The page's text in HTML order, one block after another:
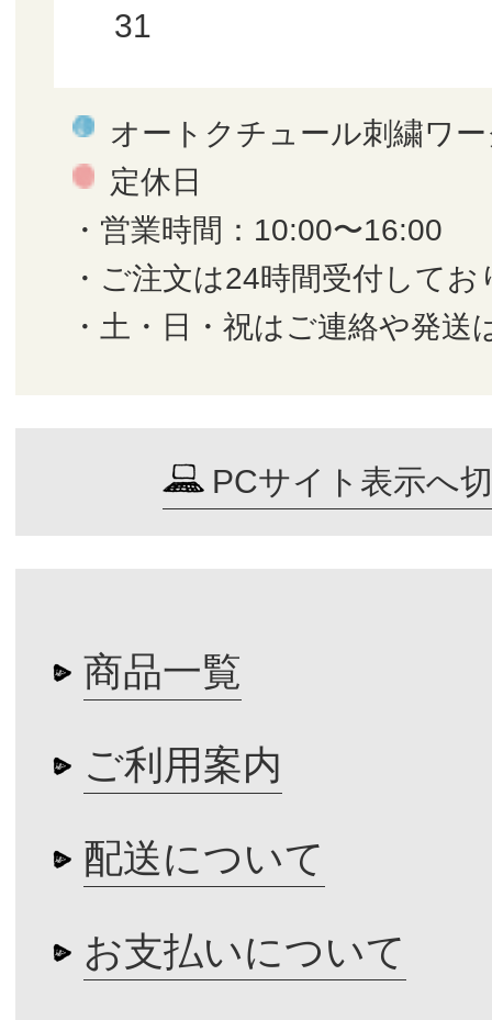
31
オートクチュール刺繍ワ
定休日
・営業時間：10:00〜16:00
・ご注文は24時間受付してお
・土・日・祝はご連絡や発送
PCサイト表示へ
商品一覧
ご利用案内
配送について
お支払いについて